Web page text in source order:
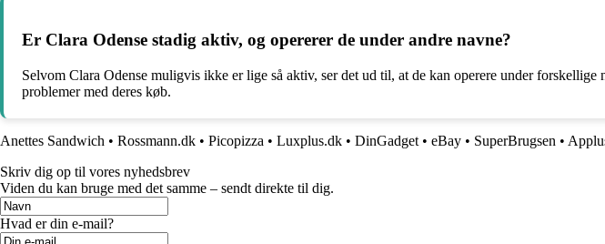
Er Clara Odense stadig aktiv, og opererer de under andre navne?
Selvom Clara Odense muligvis ikke er lige så aktiv, ser det ud til, at de kan operere under
problemer med deres køb.
Anettes Sandwich • Rossmann.dk • Picopizza • Luxplus.dk • DinGadget • eBay • SuperBrugsen •
Skriv dig op til vores nyhedsbrev
Viden du kan bruge med det samme – sendt direkte til dig.
Hvad er din e-mail?